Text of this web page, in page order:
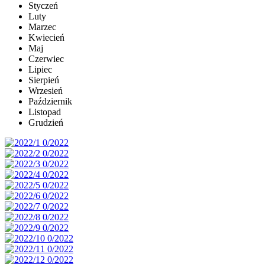
Styczeń
Luty
Marzec
Kwiecień
Maj
Czerwiec
Lipiec
Sierpień
Wrzesień
Październik
Listopad
Grudzień